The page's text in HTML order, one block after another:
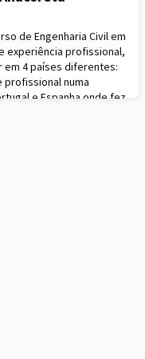
de Engenharia Civil em
experiência profissional,
4 países diferentes:
profissional numa
e Espanha onde fez